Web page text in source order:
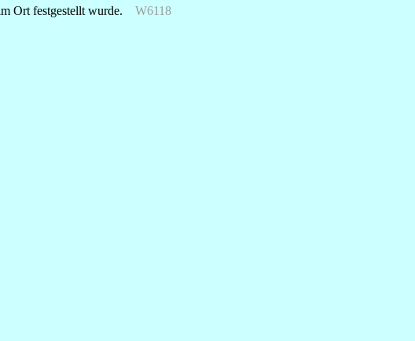
Ort festgestellt wurde. W6118